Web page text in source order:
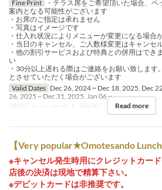
Fine Print
・テラス席をご希望頂いた場合、
案内となる可能性がございます
・お席のご指定は承れません
・写真はイメージです
・仕入れ状況によりメニューが変更になる場合
・当日のキャンセル、ご人数様変更はキャンセ
・他の割引サービスおよび特典との併用はでき
い
・30分以上遅れる際はご連絡をお願い致しま
とさせていただく場合がございます
Valid Dates Dec 26, 2024 ~ Dec 18, 2025, Dec
26, 2025 ~ Dec 31, 2025, Jan 06 ~
Days
M, Tu, W, Th, F Meals Lunch, Tea
Read more
【Very popular★Omotesando
※キャンセル発生時用にクレジットカー
店後の決済は現地で精算下さい。
※デビットカードは非推奨です。